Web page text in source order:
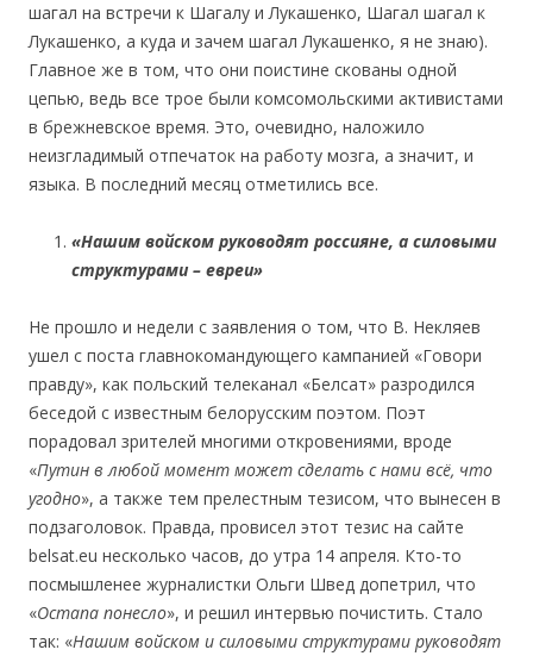
шагал на встречи к Шагалу и Лукашенко, Шагал шагал к
Лукашенко, а куда и зачем шагал Лукашенко, я не знаю).
Главное же в том, что они поистине скованы одной
цепью, ведь все трое были комсомольскими активистами
в брежневское время. Это, очевидно, наложило
неизгладимый отпечаток на работу мозга, а значит, и
языка. В последний месяц отметились все.
«Нашим войском руководят россияне, а силовыми
структурами – евреи»
Не прошло и недели с заявления о том, что В. Некляев
ушел с поста главнокомандующего кампанией «Говори
правду», как польский телеканал «Белсат» разродился
беседой с известным белорусским поэтом. Поэт
порадовал зрителей многими откровениями, вроде
«Путин в любой момент может сделать с нами всё, что
угодно», а также тем прелестным тезисом, что вынесен в
подзаголовок. Правда, провисел этот тезис на сайте
belsat.eu несколько часов, до утра 14 апреля. Кто-то
посмышленее журналистки Ольги Швед допетрил, что
«Остапа понесло», и решил интервью почистить. Стало
так: «Нашим войском и силовыми структурами руководят